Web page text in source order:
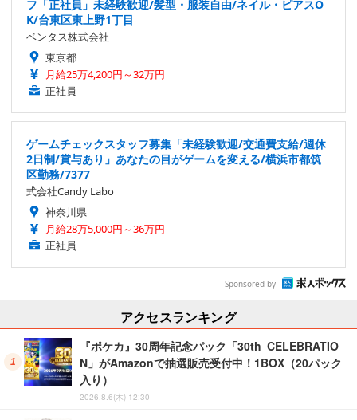
フ「正社員」未経験歓迎/髪型・服装自由/ネイル・ピアスO
K/台東区東上野1丁目
ベンタス株式会社
東京都
月給25万4,200円～32万円
正社員
ゲームチェックスタッフ募集「未経験歓迎/交通費支給/週休
2日制/賞与あり」あなたの目がゲームを変える/横浜市都筑
区勤務/7377
式会社Candy Labo
神奈川県
月給28万5,000円～36万円
正社員
Sponsored by
アクセスランキング
『ポケカ』30周年記念パック「30th CELEBRATIO
N」がAmazonで抽選販売受付中！1BOX（20パック
入り）
2026.8.6(木) 12:30